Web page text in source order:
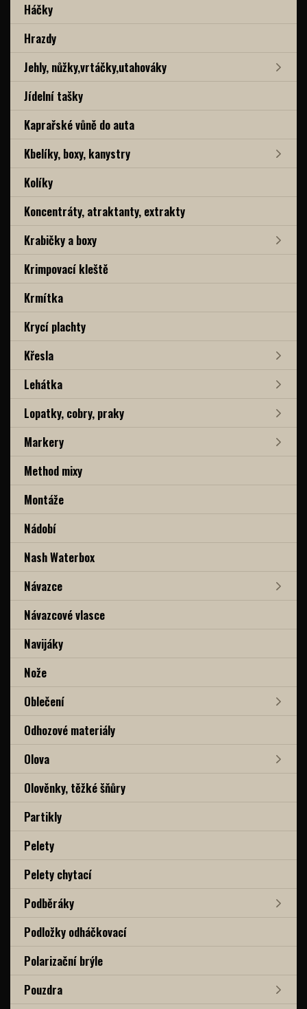
Háčky
Hrazdy
Jehly, nůžky,vrtáčky,utahováky
Jídelní tašky
Kaprařské vůně do auta
Kbelíky, boxy, kanystry
Kolíky
Koncentráty, atraktanty, extrakty
Krabičky a boxy
Krimpovací kleště
Krmítka
Krycí plachty
Křesla
Lehátka
Lopatky, cobry, praky
Markery
Method mixy
Montáže
Nádobí
Nash Waterbox
Návazce
Návazcové vlasce
Navijáky
Nože
Oblečení
Odhozové materiály
Olova
Olověnky, těžké šňůry
Partikly
Pelety
Pelety chytací
Podběráky
Podložky odháčkovací
Polarizační brýle
Pouzdra